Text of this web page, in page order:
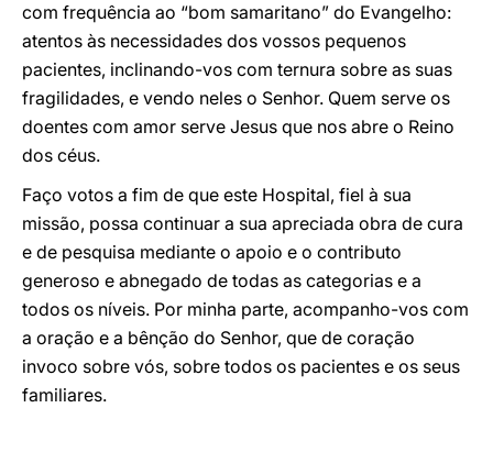
com frequência ao “bom samaritano” do Evangelho:
atentos às necessidades dos vossos pequenos
pacientes, inclinando-vos com ternura sobre as suas
fragilidades, e vendo neles o Senhor. Quem serve os
doentes com amor serve Jesus que nos abre o Reino
dos céus.
Faço votos a fim de que este Hospital, fiel à sua
missão, possa continuar a sua apreciada obra de cura
e de pesquisa mediante o apoio e o contributo
generoso e abnegado de todas as categorias e a
todos os níveis. Por minha parte, acompanho-vos com
a oração e a bênção do Senhor, que de coração
invoco sobre vós, sobre todos os pacientes e os seus
familiares.